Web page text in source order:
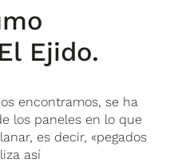
Ejido.
encontramos, se ha
los paneles en lo que
es decir, «pegados
así